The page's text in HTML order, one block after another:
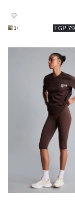
799
+1